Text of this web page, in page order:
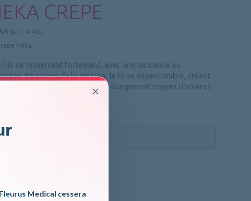
×
Fleurus Medical cessera
CREPE
SKU : PA.4122
Heka
fils se renversent fortement, avec une tendance au
En raison de la tension, le fil se désencombre, créant
l’élasticité. L’enroulement a un allongement moyen d’environ
Incl. 0,00% TVA